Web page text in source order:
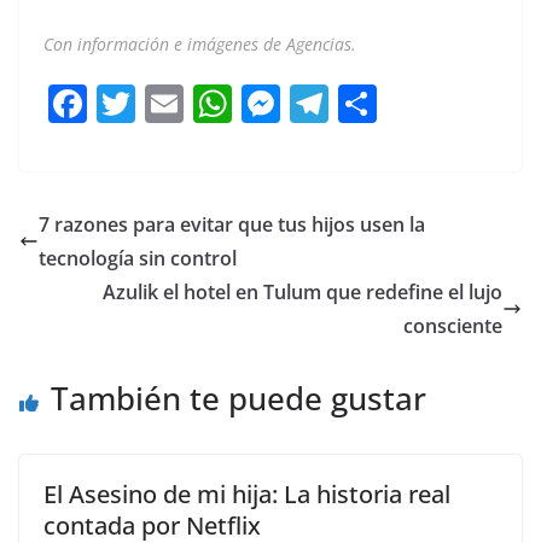
Con información e imágenes de Agencias.
F
e
b
o
T
er
E
l
W
s
A
p
M
e
g
T
gr
m
p
tir
7 razones para evitar que tus hijos usen la
tecnología sin control
Azulik el hotel en Tulum que redefine el lujo
consciente
También te puede gustar
El Asesino de mi hija: La historia real
contada por Netflix